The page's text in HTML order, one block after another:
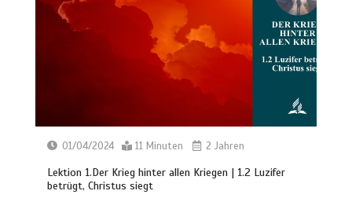
01/04/2024 11 Minuten 2 Jahren
Lektion 1.Der Krieg hinter allen Kriegen | 1.2 Luzifer
betrügt, Christus siegt